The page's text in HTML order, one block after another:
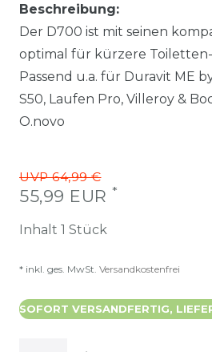
Beschreibung:
Der D700 ist mit seinen
optimal für kürzere
Passend u.a. für Duravit ME
S50, Laufen Pro, Villeroy &
O.novo
UVP 64,99 €
55,99 EUR *
Inhalt 1 Stück
* inkl. ges. MwSt. Versandkostenfrei
SOFORT VERSANDFERTIG,